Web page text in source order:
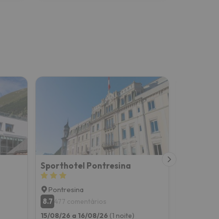
Sporthotel Pontresina
Pontresina
8.7 477 comentários
15/08/26 a 16/08/26 (1 noite)